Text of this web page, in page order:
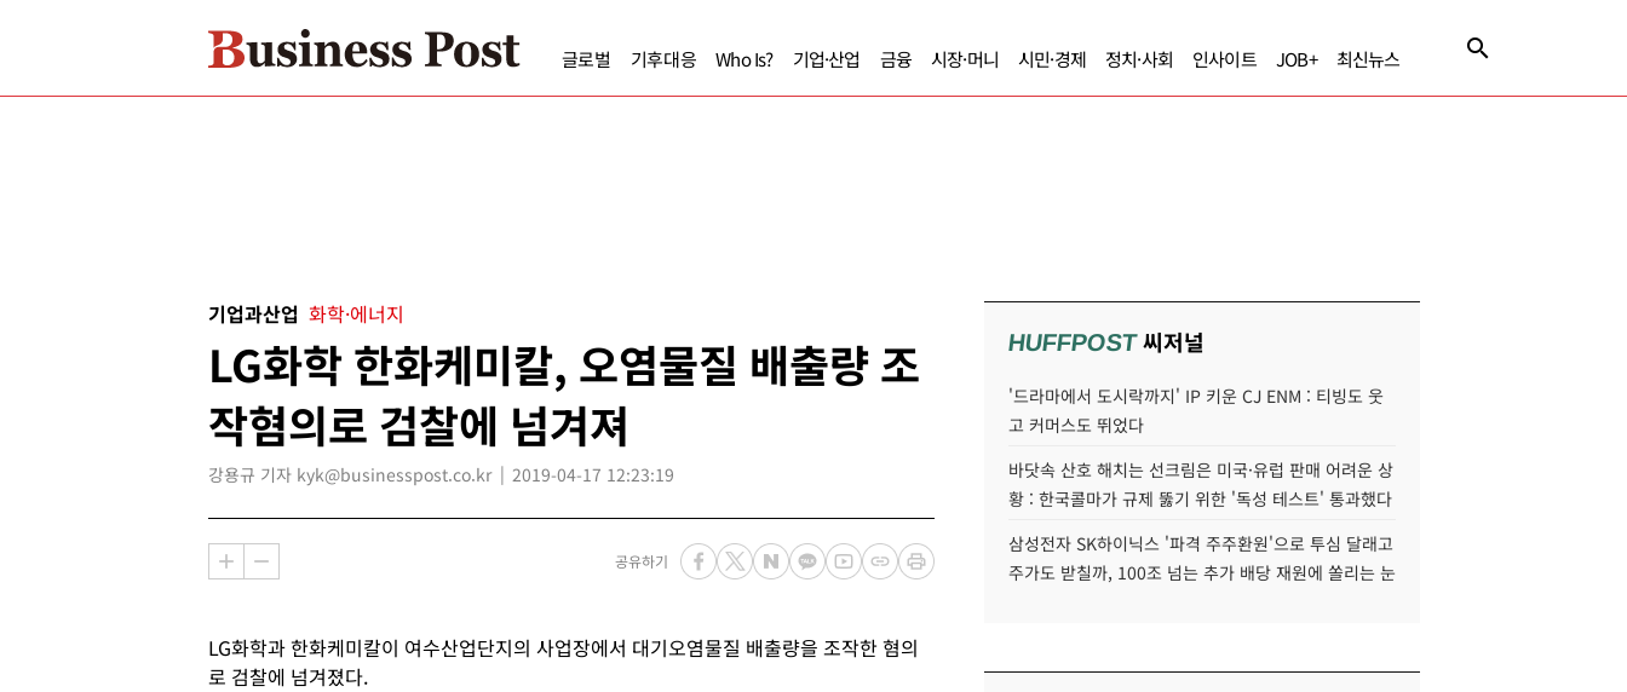
글로벌 기후대응 Who Is? 기업·산업 금융 시장·머니 시민·경제 정치·사회 인사이트 JOB+ 최신뉴스
기업과산업 화학·에너지
LG화학 한화케미칼, 오염물질 배출량 조
작혐의로 검찰에 넘겨져
강용규 기자 kyk@businesspost.co.kr 2019-04-17 12:23:19
공유하기
LG화학과 한화케미칼이 여수산업단지의 사업장에서 대기오염물질 배출량을 조작한 혐의
로 검찰에 넘겨졌다.
HUFFPOST씨저널
'드라마에서 도시락까지' IP 키운 CJ ENM : 티빙도 웃
고 커머스도 뛰었다
바닷속 산호 해치는 선크림은 미국·유럽 판매 어려운 상
황 : 한국콜마가 규제 뚫기 위한 '독성 테스트' 통과했다
삼성전자 SK하이닉스 '파격 주주환원'으로 투심 달래고
주가도 받칠까, 100조 넘는 추가 배당 재원에 쏠리는 눈